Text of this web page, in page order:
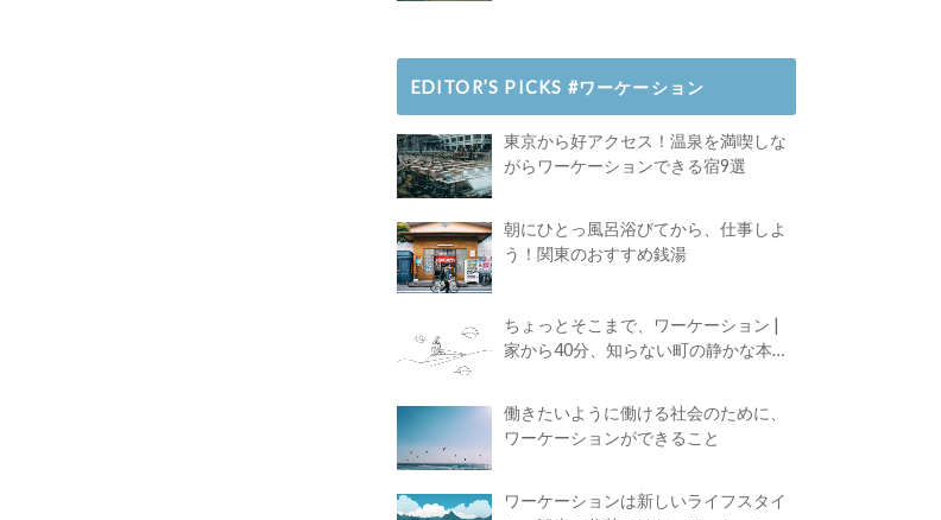
EDITOR’S PICKS #ワーケーション
東京から好アクセス！温泉を満喫しな
がらワーケーションできる宿9選
朝にひとっ風呂浴びてから、仕事しよ
う！関東のおすすめ銭湯
ちょっとそこまで、ワーケーション |
家から40分、知らない町の静かな本屋
働きたいように働ける社会のために、
ワーケーションができること
ワーケーションは新しいライフスタイ